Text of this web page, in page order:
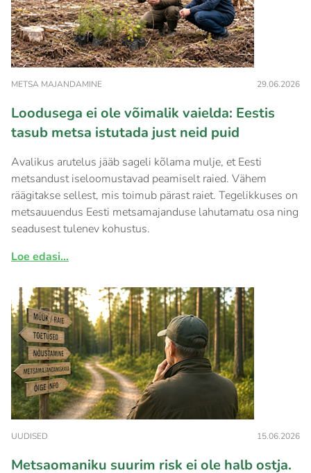
METSA MAJANDAMINE 29.06.2026
Loodusega ei ole võimalik vaielda: Eestis
tasub metsa istutada just neid puid
Avalikus arutelus jääb sageli kõlama mulje, et Eesti
metsandust iseloomustavad peamiselt raied. Vähem
räägitakse sellest, mis toimub pärast raiet. Tegelikkuses on
metsauuendus Eesti metsamajanduse lahutamatu osa ning
seadusest tulenev kohustus.
Loe edasi...
UUDISED 15.06.2026
Metsaomaniku suurim risk ei ole halb ostja.